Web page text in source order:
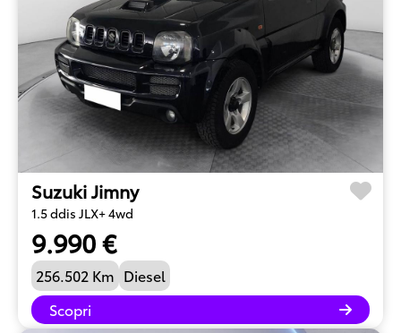
Suzuki Jimny
1.5 ddis JLX+ 4wd
9.990 €
256.502 Km Diesel
Scopri